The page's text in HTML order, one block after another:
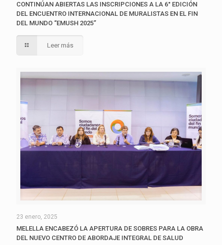
CONTINÚAN ABIERTAS LAS INSCRIPCIONES A LA 6° EDICIÓN
DEL ENCUENTRO INTERNACIONAL DE MURALISTAS EN EL FIN
DEL MUNDO “EMUSH 2025”
Leer más
23 enero, 2025
MELELLA ENCABEZÓ LA APERTURA DE SOBRES PARA LA OBRA
DEL NUEVO CENTRO DE ABORDAJE INTEGRAL DE SALUD